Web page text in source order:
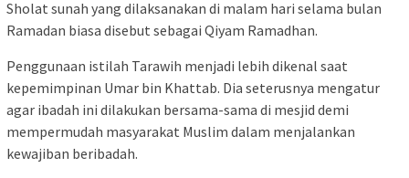
Sholat sunah yang dilaksanakan di malam hari selama bulan
Ramadan biasa disebut sebagai Qiyam Ramadhan.
Penggunaan istilah Tarawih menjadi lebih dikenal saat
kepemimpinan Umar bin Khattab. Dia seterusnya mengatur
agar ibadah ini dilakukan bersama-sama di mesjid demi
mempermudah masyarakat Muslim dalam menjalankan
kewajiban beribadah.